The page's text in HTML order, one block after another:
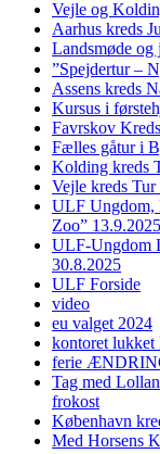
Vejle og
Aarhus kreds
Landsmøde
”Spejdertur –
Assens kreds
Kursus i
Favrskov
Fælles gåtur i
Kolding kreds
Vejle kreds
ULF Ungdom,
Zoo” 13.9.2025
ULF-Ungdom
30.8.2025
ULF Forside
video
eu valget 2024
kontoret lukket
ferie
Tag med
frokost
København
Med Horsens